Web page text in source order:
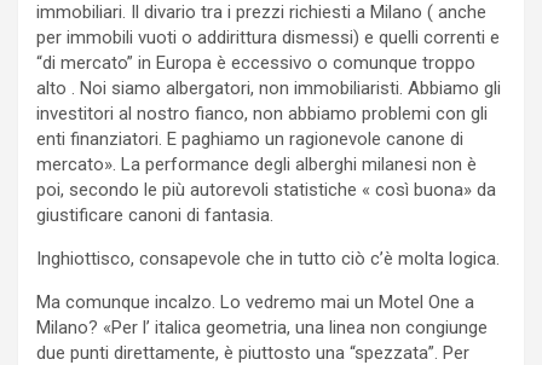
immobiliari. Il divario tra i prezzi richiesti a Milano ( anche
per immobili vuoti o addirittura dismessi) e quelli correnti e
“di mercato” in Europa è eccessivo o comunque troppo
alto . Noi siamo albergatori, non immobiliaristi. Abbiamo gli
investitori al nostro fianco, non abbiamo problemi con gli
enti finanziatori. E paghiamo un ragionevole canone di
mercato». La performance degli alberghi milanesi non è
poi, secondo le più autorevoli statistiche « così buona» da
giustificare canoni di fantasia.
Inghiottisco, consapevole che in tutto ciò c’è molta logica.
Ma comunque incalzo. Lo vedremo mai un Motel One a
Milano? «Per l’ italica geometria, una linea non congiunge
due punti direttamente, è piuttosto una “spezzata”. Per